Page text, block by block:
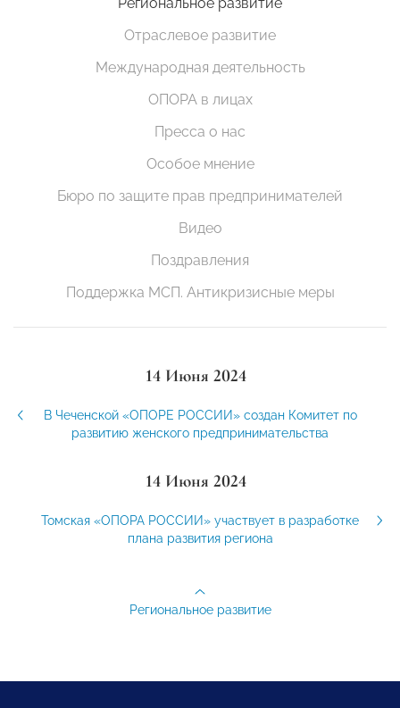
Отраслевое развитие
Международная деятельность
ОПОРА в лицах
Пресса о нас
Особое мнение
Бюро по защите прав предпринимателей
Видео
Поздравления
Поддержка МСП. Антикризисные меры
14 Июня 2024
В Чеченской «ОПОРЕ РОССИИ» создан Комитет по
развитию женского предпринимательства
14 Июня 2024
Томская «ОПОРА РОССИИ» участвует в разработке
плана развития региона
Региональное развитие